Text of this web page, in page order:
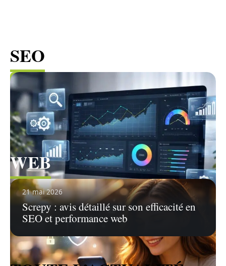
SEO
21 mai 2026
Screpy : avis détaillé sur son efficacité en
SEO et performance web
Voir tous les articles
WEB
Voir tous les articles